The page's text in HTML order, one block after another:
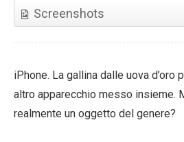
Screenshots
iPhone. La gallina dalle uova d’oro
altro apparecchio messo insieme.
realmente un oggetto del genere?